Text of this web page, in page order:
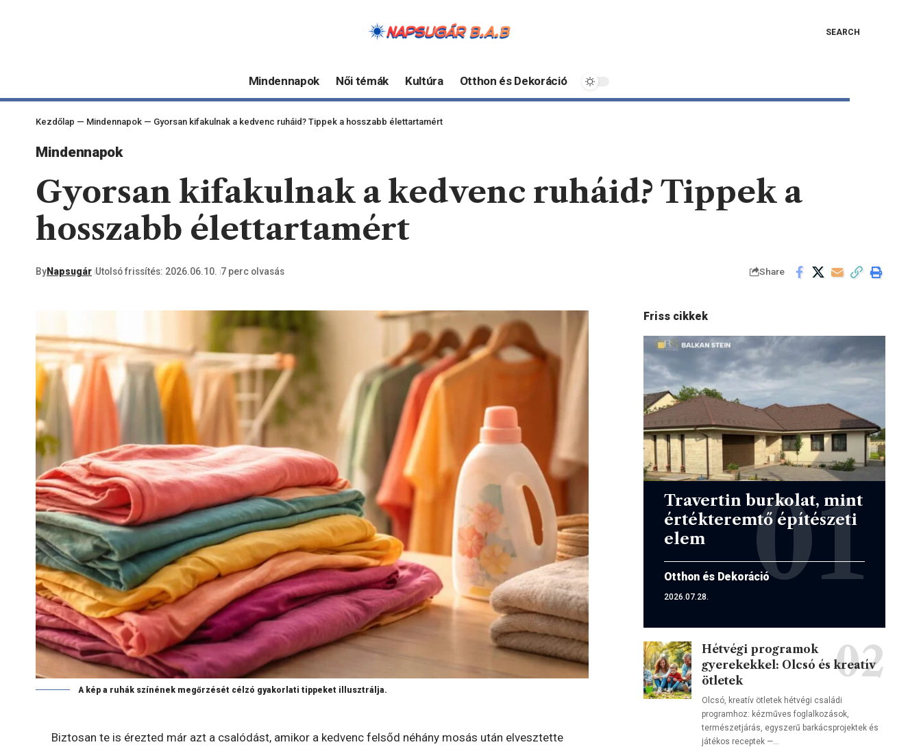
SEARCH
Mindennapok Női témák Kultúra Otthon és Dekoráció
Kezdőlap — Mindennapok — Gyorsan kifakulnak a kedvenc ruháid? Tippek a hosszabb élettartamért
Mindennapok
Gyorsan kifakulnak a kedvenc ruháid? Tippek a
hosszabb élettartamért
ByNapsugár Utolsó frissítés: 2026.06.10. 7 perc olvasás Share
A kép a ruhák színének megőrzését célzó gyakorlati tippeket illusztrálja.
Biztosan te is érezted már azt a csalódást, amikor a kedvenc felsőd néhány mosás után elvesztette
Friss cikkek
Travertin burkolat, mint
értékteremtő építészeti
elem
Otthon és Dekoráció
2026.07.28.
Hétvégi programok
gyerekekkel: Olcsó és kreatív
ötletek
Olcsó, kreatív ötletek hétvégi családi
programhoz: kézműves foglalkozások,
természetjárás, egyszerű barkácsprojektek és
játékos receptek —…